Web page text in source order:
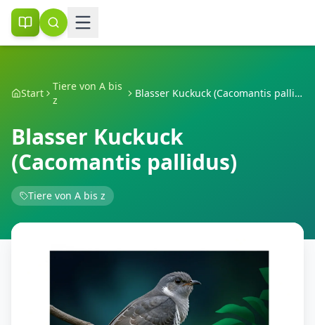
Start
Tiere von A bis
z
Blasser Kuckuck (Cacomantis pallidus)
Blasser Kuckuck
(Cacomantis pallidus)
Tiere von A bis z